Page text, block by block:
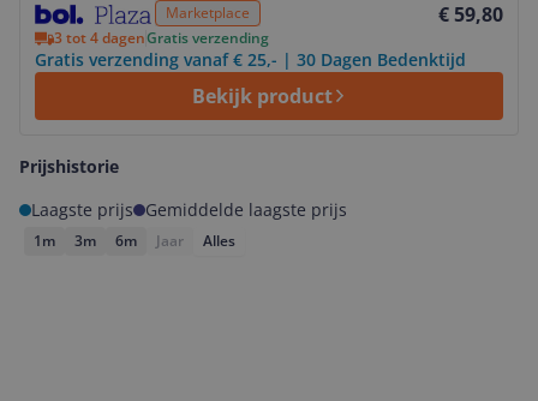
Marketplace € 59,80
3 tot 4 dagenGratis verzending
Gratis verzending vanaf € 25,- | 30 Dagen Bedenktijd
Bekijk product
Prijshistorie
Laagste prijs
Gemiddelde laagste prijs
1m 3m 6m Jaar Alles